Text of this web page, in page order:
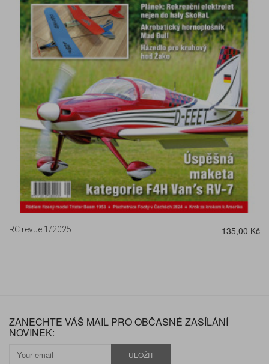
RC revue 1/2025 135,00 Kč
DETAIL
ZANECHTE VÁŠ MAIL PRO OBČASNÉ ZASÍLÁNÍ
NOVINEK:
ULOŽIT